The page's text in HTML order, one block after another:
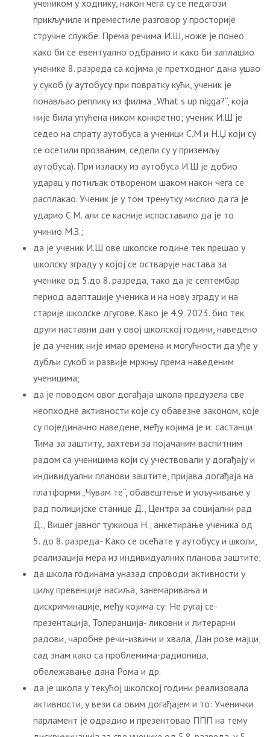
учеником у ходнику, након чега су се педагози
прикључиле и преместиле разговор у просторије
стручне службе. Према речима И.Ш, ноже је понео
како би се евентуално одбранио и како би заплашио
ученике 8. разреда са којима је претходног дана ушао
у сукоб (у аутобусу при повратку кући, ученик је
понављао реплику из филма „What s up nigga?“, која
није била упућена ником конкретно; ученик И.Ш је
седео на спрату аутобуса а ученици С.М и Н.Џ који су
се осетили прозваним, седели су у приземљу
аутобуса). При изласку из аутобуса И.Ш је добио
ударац у потиљак отвореном шаком након чега се
расплакао. Ученик је у том тренутку мислио да га је
ударио С.М. али се касније испоставило да је то
учинио М.З.;
да је ученик И.Ш ове школске године тек прешао у
школску зграду у којој се остварује настава за
ученике од 5.до 8. разреда, тако да је септембар
период адаптације ученика и на нову зграду и на
старије школске дгугове. Како је 4.9. 2023. био тек
други наставни дан у овој школској години, наведено
је да ученик није имао времена и могућности да уђе у
дубљи сукоб и развије мржњу према наведеним
ученицима;
да је поводом овог дoгађаја школа предузела све
неопходне активности које су обавезне законом, које
су појединачно наведене, међу којима је и: састанци
Тима за заштиту, захтеви за појачаним васпитним
радом са ученицима који су учествовали у догађају и
индивидуални планови заштите, пријава догађаја на
платформи „Чувам те“, обавештење и укључивање у
рад полицијске станице Д., Центра за социјални рад
Д., Вишег јавног тужиоца Н., анкетирање ученика од
5. до 8. разреда- Како се осећате у аутобусу и школи,
реализација мера из индивидуалних планова заштите;
да школа годинама уназад спроводи активности у
циљу превенције насиља, занемаривања и
дискриминације, међу којима су: Не ругај се-
презентација, Толеранција- ликовни и литерарни
радови, чаробне речи-извини и хвала, Дан розе мајци,
сад знам како са проблемима-радионица,
обележавање дана Рома и др.
да је школа у текућој школској години реализовала
активности, у вези са овим догађајем и то: Ученички
парламент је одрадио и презентовао ППП на тему